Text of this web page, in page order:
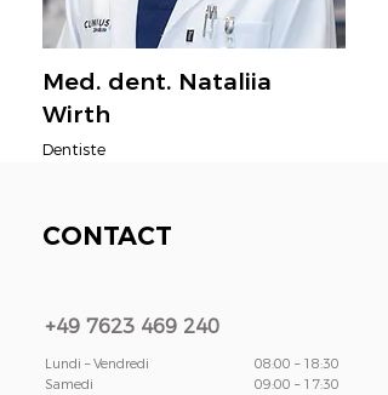
Med. dent. Nataliia
Wirth
Dentiste
CONTACT
+49 7623 469 240
Lundi – Vendredi
Samedi
08:00 – 18:30
09:00 – 17:30